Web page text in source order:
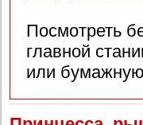
Посмотреть
главной
или